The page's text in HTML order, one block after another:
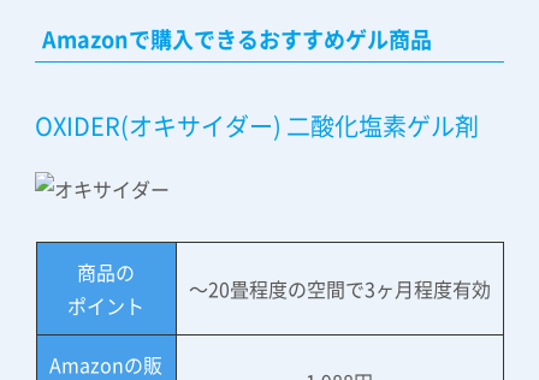
Amazonで購入できるおすすめゲル商品
OXIDER(オキサイダー) 二酸化塩素ゲル剤
商品の
ポイント
～20畳程度の空間で3ヶ月程度有効
Amazonの販